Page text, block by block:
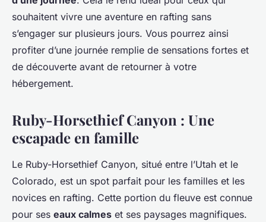
souhaitent vivre une aventure en rafting sans
s’engager sur plusieurs jours. Vous pourrez ainsi
profiter d’une journée remplie de sensations fortes et
de découverte avant de retourner à votre
hébergement.
Ruby-Horsethief Canyon : Une
escapade en famille
Le Ruby-Horsethief Canyon, situé entre l’Utah et le
Colorado, est un spot parfait pour les familles et les
novices en rafting. Cette portion du fleuve est connue
pour ses eaux calmes et ses paysages magnifiques.